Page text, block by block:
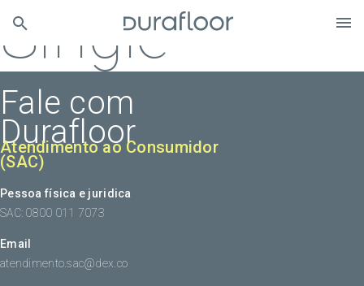
Single
Fale com
Durafloor
Atendimento ao Consumidor
(SAC)
Pessoa física e juridica
SAC: 0800 011 7073
Email
atendimento.sac@dex.co